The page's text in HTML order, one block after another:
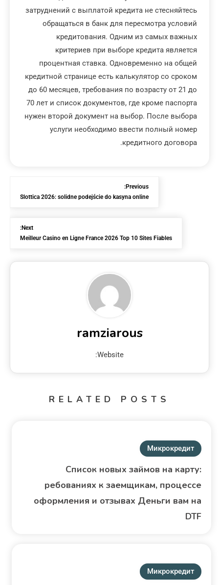
затруднений с выплатой кредита не стесняйтесь
обращаться в банк для пересмотра условий
кредитования. Одним из самых важных
критериев при выборе кредита является
процентная ставка. Одновременно на общей
кредитной странице есть калькулятор со сроком
до 60 месяцев, требования по возрасту от 21 до
70 лет и список документов, где кроме паспорта
нужен второй документ на выбор. После выбора
услуги необходимо ввести полный номер
кредитного договора.
Previous:
Slottica 2026: solidne podejście do kasyna online
Next:
Meilleur Casino en Ligne France 2026 Top 10 Sites Fiables
ramziarous
Website:
RELATED POSTS
Микрокредит
Список новых займов на карту:
ребованиях к заемщикам, процессе
оформления и отзывах Деньги вам на
DTF
Микрокредит